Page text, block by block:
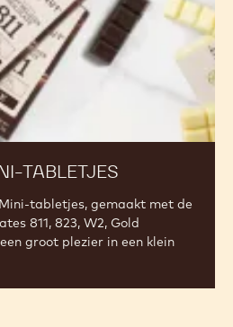
TABLETJES
tabletjes, gemaakt met de
811, 823, W2, Gold
groot plezier in een klein